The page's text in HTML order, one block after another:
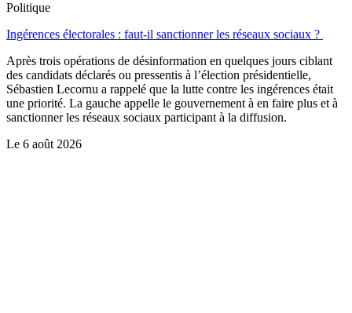
Politique
Ingérences électorales : faut-il sanctionner les réseaux sociaux ?
Après trois opérations de désinformation en quelques jours ciblant
des candidats déclarés ou pressentis à l’élection présidentielle,
Sébastien Lecornu a rappelé que la lutte contre les ingérences était
une priorité. La gauche appelle le gouvernement à en faire plus et à
sanctionner les réseaux sociaux participant à la diffusion.
Le 6 août 2026